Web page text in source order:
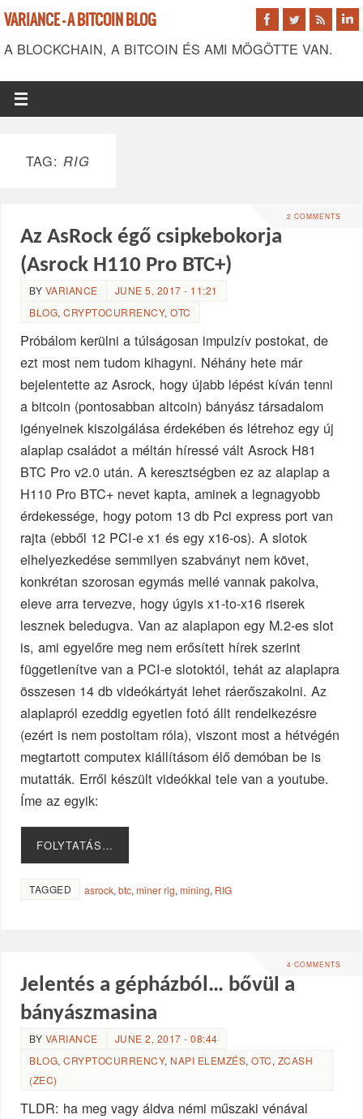
VARIANCE - A BITCOIN BLOG
A BLOCKCHAIN, A BITCOIN ÉS AMI MÖGÖTTE VAN.
TAG: RIG
2 COMMENTS
Az AsRock égő csipkebokorja
(Asrock H110 Pro BTC+)
BY VARIANCE
JUNE 5, 2017 - 11:21
BLOG,CRYPTOCURRENCY,OTC
Próbálom kerülni a túlságosan impulzív postokat, de
ezt most nem tudom kihagyni. Néhány hete már
bejelentette az Asrock, hogy újabb lépést kíván tenni
a bitcoin (pontosabban altcoin) bányász társadalom
igényeinek kiszolgálása érdekében és létrehoz egy új
alaplap családot a méltán híressé vált Asrock H81
BTC Pro v2.0 után. A keresztségben ez az alaplap a
H110 Pro BTC+ nevet kapta, aminek a legnagyobb
érdekessége, hogy potom 13 db Pci express port van
rajta (ebből 12 PCI-e x1 és egy x16-os). A slotok
elhelyezkedése semmilyen szabványt nem követ,
konkrétan szorosan egymás mellé vannak pakolva,
eleve arra tervezve, hogy úgyis x1-to-x16 riserek
lesznek beledugva. Van az alaplapon egy M.2-es slot
is, ami egyelőre meg nem erősített hírek szerint
függetlenítve van a PCI-e slotoktól, tehát az alaplapra
összesen 14 db videókártyát lehet ráerőszakolni. Az
alaplapról ezeddig egyetlen fotó állt rendelkezésre
(ezért is nem postoltam róla), viszont most a hétvégén
megtartott computex kiállításom élő demóban be is
mutatták. Erről készült videókkal tele van a youtube.
Íme az egyik:
FOLYTATÁS…
TAGGED asrock,btc,miner rig,mining, RIG
4 COMMENTS
Jelentés a gépházból… bővül a
bányászmasina
BY VARIANCE
JUNE 2, 2017 - 08:44
BLOG,CRYPTOCURRENCY, NAPI ELEMZÉS,OTC, ZCASH
(ZEC)
TLDR: ha meg vagy áldva némi műszaki vénával